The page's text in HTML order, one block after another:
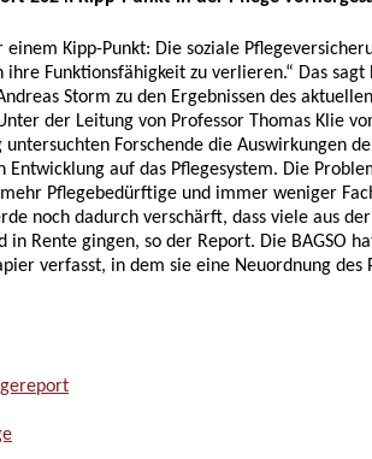
einem Kipp-Punkt: Die soziale
ihre Funktionsfähigkeit zu verlieren.“ Das sagt
Storm zu den Ergebnissen des
der Leitung von Professor Thomas Klie
untersuchten Forschende die Auswirkungen
Entwicklung auf das Pflegesystem. Die
Pflegebedürftige und immer weniger
noch dadurch verschärft, dass viele aus
in Rente gingen, so der Report. Die BAGSO
verfasst, in dem sie eine Neuordnung des